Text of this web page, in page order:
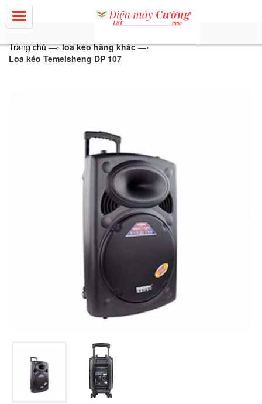
Trang chủ—› loa kéo hãng khác—›
Loa kéo Temeisheng DP 107